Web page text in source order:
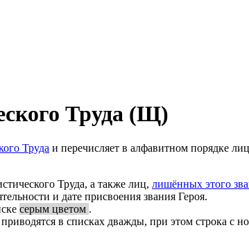
Труда (Щ)
Труда и перечисляет в алфавитном порядке
Труда, а также лиц, лишённых этого
и дате присвоения звания Героя.
серым цветом .
в списках дважды, при этом строка с